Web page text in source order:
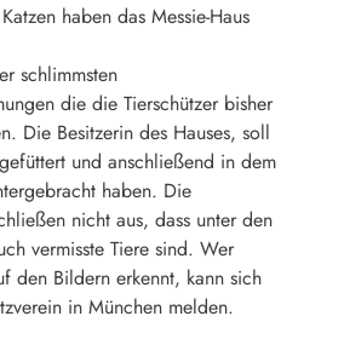
haben das Messie-Haus
schlimmsten
die die Tierschützer bisher
Die Besitzerin des Hauses, soll
und anschließend in dem
haben. Die
nicht aus, dass unter den
vermisste Tiere sind. Wer
den Bildern erkennt, kann sich
in München melden.